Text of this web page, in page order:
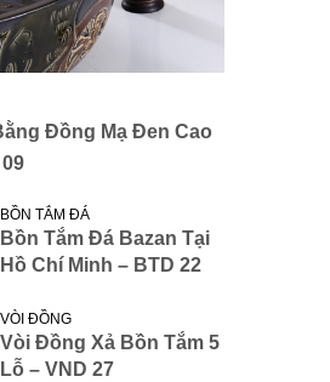
Đồng Mạ Đen Cao
BỒN TẮM ĐÁ
Bồn Tắm Đá Bazan Tại
Hồ Chí Minh – BTD 22
VÒI ĐỒNG
Vòi Đồng Xả Bồn Tắm 5
Lỗ – VND 27